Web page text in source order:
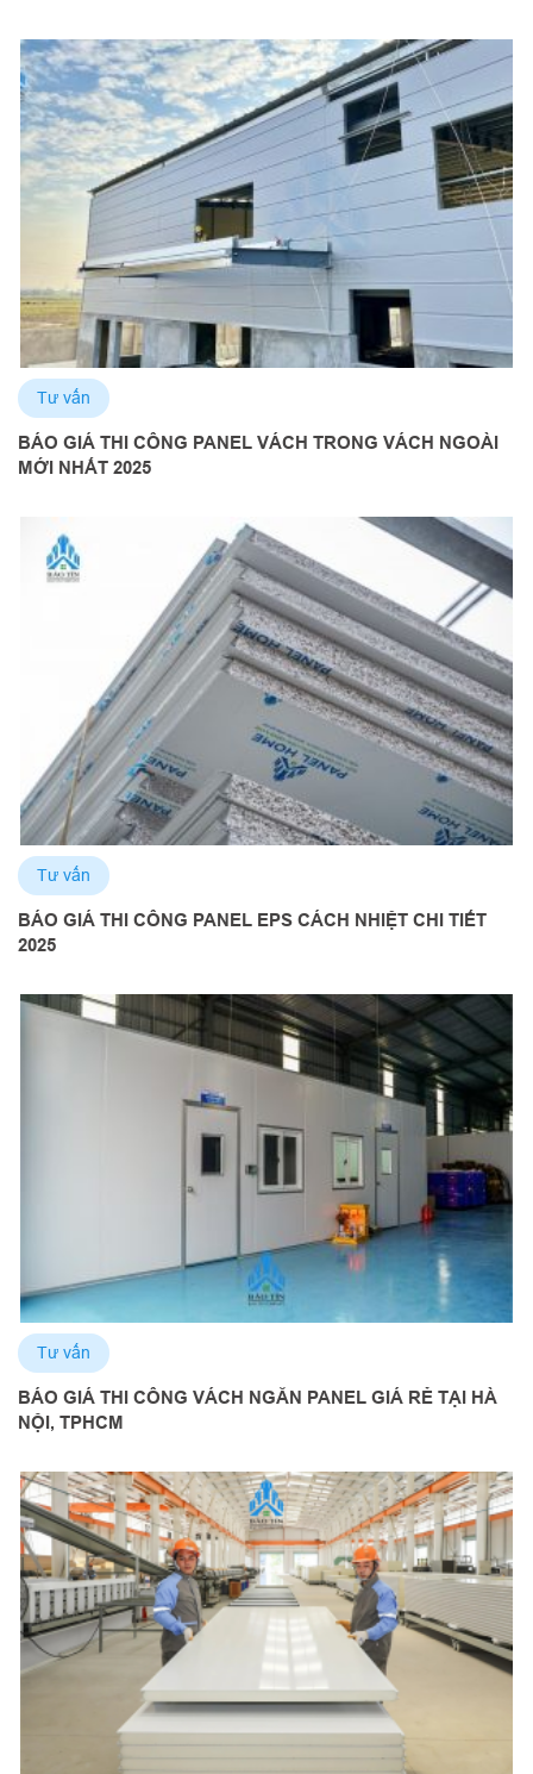
Tư vấn
BÁO GIÁ THI CÔNG PANEL VÁCH TRONG VÁCH NGOÀI
MỚI NHẤT 2025
Tư vấn
BÁO GIÁ THI CÔNG PANEL EPS CÁCH NHIỆT CHI TIẾT
2025
Tư vấn
BÁO GIÁ THI CÔNG VÁCH NGĂN PANEL GIÁ RẺ TẠI HÀ
NỘI, TPHCM